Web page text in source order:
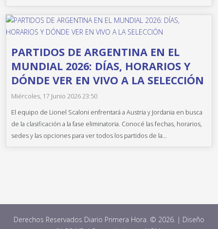
PARTIDOS DE ARGENTINA EN EL
MUNDIAL 2026: DÍAS, HORARIOS Y
DÓNDE VER EN VIVO A LA SELECCIÓN
Miércoles, 17 Junio 2026 23:50
El equipo de Lionel Scaloni enfrentará a Austria y Jordania en busca
de la clasificación a la fase eliminatoria. Conocé las fechas, horarios,
sedes y las opciones para ver todos los partidos de la...
Derechos Reservados Diario Primera Hora. © 2026. | Diseño